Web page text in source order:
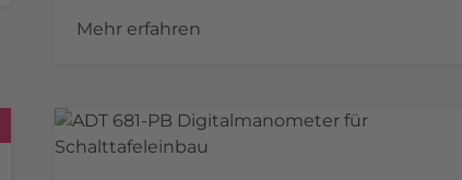
Mehr erfahren